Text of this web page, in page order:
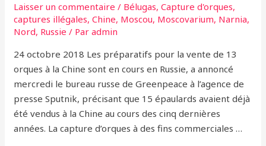
sauvages
Laisser un commentaire / Bélugas,Capture d'orques,
captures illégales,Chine, Moscou, Moscovarium, Narnia,
Nord, Russie / Paradmin
24 octobre 2018 Les préparatifs pour la vente de 13
orques à la Chine sont en cours en Russie, a annoncé
mercredi le bureau russe de Greenpeace à l’agence de
presse Sputnik, précisant que 15 épaulards avaient déjà
été vendus à la Chine au cours des cinq dernières
années. La capture d’orques à des fins commerciales …